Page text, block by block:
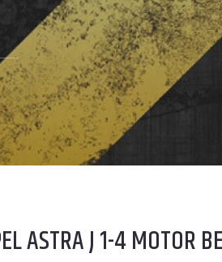
ASTRA J 1-4 MOTOR